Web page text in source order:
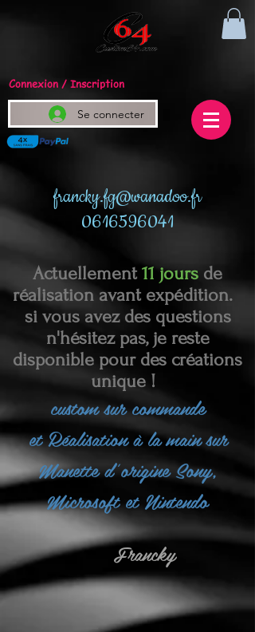
Connexion / Inscription
Se connecter
francky.fg@wanadoo.fr
0616596041
Actuellement 11 jours de
réalisation avant expédition.
si vous avez des questions
n'hésitez pas, je reste
disponible pour des créations
unique !
custom sur commande
etRéalisation à la main sur
Manette d'origine Sony,
Microsoft et Nintendo
Francky